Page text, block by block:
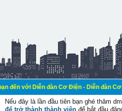
đàn Cơ Điện - Diễn đàn Cơ điện là
Nếu đây là lần đầu tiên bạn ghé thăm
để trở thành thành viên để bắt đầu